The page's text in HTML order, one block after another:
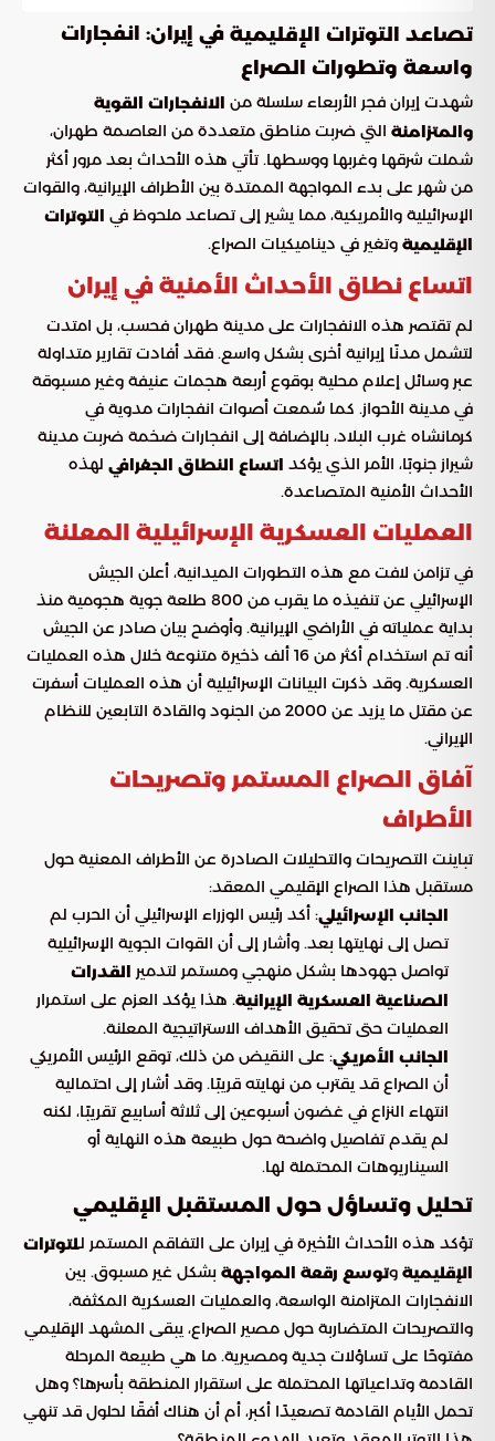
تصاعد التوترات الإقليمية في إيران: انفجارات
واسعة وتطورات الصراع
شهدت إيران فجر الأربعاء سلسلة من الانفجارات القوية
والمتزامنة التي ضربت مناطق متعددة من العاصمة طهران،
شملت شرقها وغربها ووسطها. تأتي هذه الأحداث بعد مرور أكثر
من شهر على بدء المواجهة الممتدة بين الأطراف الإيرانية، والقوات
الإسرائيلية والأمريكية، مما يشير إلى تصاعد ملحوظ في التوترات
الإقليمية وتغير في ديناميكيات الصراع.
اتساع نطاق الأحداث الأمنية في إيران
لم تقتصر هذه الانفجارات على مدينة طهران فحسب، بل امتدت
لتشمل مدنًا إيرانية أخرى بشكل واسع. فقد أفادت تقارير متداولة
عبر وسائل إعلام محلية بوقوع أربعة هجمات عنيفة وغير مسبوقة
في مدينة الأحواز. كما سُمعت أصوات انفجارات مدوية في
كرمانشاه غرب البلاد، بالإضافة إلى انفجارات ضخمة ضربت مدينة
شيراز جنوبًا، الأمر الذي يؤكد اتساع النطاق الجغرافي لهذه
الأحداث الأمنية المتصاعدة.
العمليات العسكرية الإسرائيلية المعلنة
في تزامن لافت مع هذه التطورات الميدانية، أعلن الجيش
الإسرائيلي عن تنفيذه ما يقرب من 800 طلعة جوية هجومية منذ
بداية عملياته في الأراضي الإيرانية. وأوضح بيان صادر عن الجيش
أنه تم استخدام أكثر من 16 ألف ذخيرة متنوعة خلال هذه العمليات
العسكرية. وقد ذكرت البيانات الإسرائيلية أن هذه العمليات أسفرت
عن مقتل ما يزيد عن 2000 من الجنود والقادة التابعين للنظام
الإيراني.
آفاق الصراع المستمر وتصريحات
الأطراف
تباينت التصريحات والتحليلات الصادرة عن الأطراف المعنية حول
مستقبل هذا الصراع الإقليمي المعقد:
الجانب الإسرائيلي: أكد رئيس الوزراء الإسرائيلي أن الحرب لم
تصل إلى نهايتها بعد. وأشار إلى أن القوات الجوية الإسرائيلية
تواصل جهودها بشكل منهجي ومستمر لتدمير القدرات
الصناعية العسكرية الإيرانية. هذا يؤكد العزم على استمرار
العمليات حتى تحقيق الأهداف الاستراتيجية المعلنة.
الجانب الأمريكي: على النقيض من ذلك، توقع الرئيس الأمريكي
أن الصراع قد يقترب من نهايته قريبًا. وقد أشار إلى احتمالية
انتهاء النزاع في غضون أسبوعين إلى ثلاثة أسابيع تقريبًا، لكنه
لم يقدم تفاصيل واضحة حول طبيعة هذه النهاية أو
السيناريوهات المحتملة لها.
تحليل وتساؤل حول المستقبل الإقليمي
تؤكد هذه الأحداث الأخيرة في إيران على التفاقم المستمر لـلتوترات
الإقليمية وتوسع رقعة المواجهة بشكل غير مسبوق. بين
الانفجارات المتزامنة الواسعة، والعمليات العسكرية المكثفة،
والتصريحات المتضاربة حول مصير الصراع، يبقى المشهد الإقليمي
مفتوحًا على تساؤلات جدية ومصيرية. ما هي طبيعة المرحلة
القادمة وتداعياتها المحتملة على استقرار المنطقة بأسرها؟ وهل
تحمل الأيام القادمة تصعيدًا أكبر، أم أن هناك أفقًا لحلول قد تنهي